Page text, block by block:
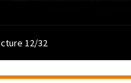
12/32